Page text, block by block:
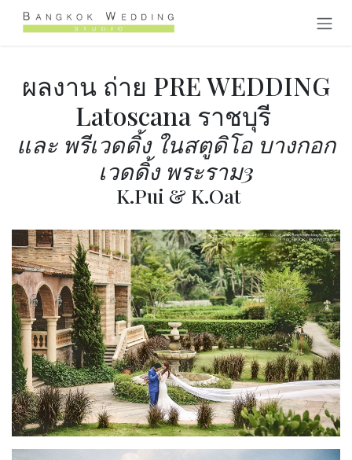
跳至内容
ผลงาน ถ่าย PRE WEDDING
Latoscana ราชบุรี
และ พรีเวดดิ้ง ในสตูดิโอ บางกอก
เวดดิ้ง พระราม3
K.Pui & K.Oat